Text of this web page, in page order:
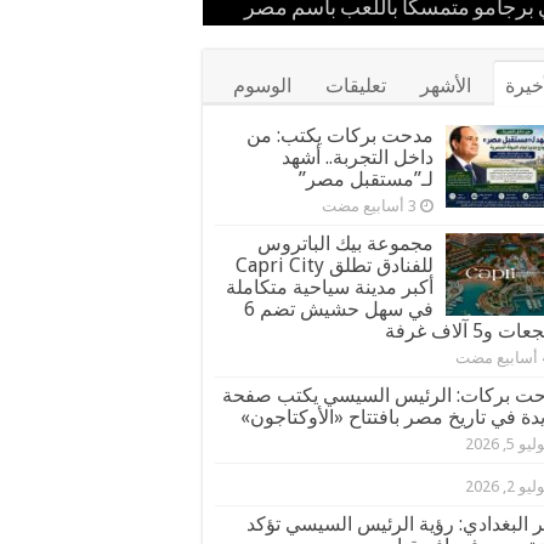
برجامو متمسكًا باللعب باسم مصر
قيادات القبائل والعائلات المصرية
إيران
مهرجان كان
الأشهر تعليقات الوسوم
مدحت بركات يكتب: من
داخل التجربة.. أشهد
لـ”مستقبل مصر”
مجموعة بيك الباتروس
للفنادق تطلق Capri City
أكبر مدينة سياحية متكاملة
في سهل حشيش تضم 6
و5 آلاف غرفة
بركات: الرئيس السيسي يكتب صفحة
في تاريخ مصر بافتتاح «الأوكتاجون»
5, 2026
2, 2026
البغدادي: رؤية الرئيس السيسي تؤكد